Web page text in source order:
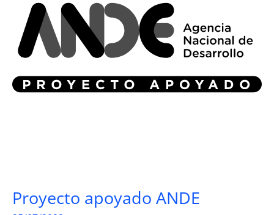
Proyecto apoyado ANDE